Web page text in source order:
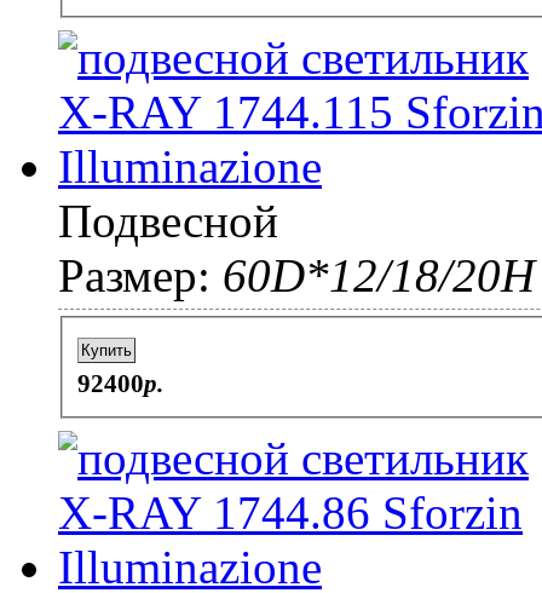
Подвесной
Размер: 60D*12/18/20H
Купить
92400p.